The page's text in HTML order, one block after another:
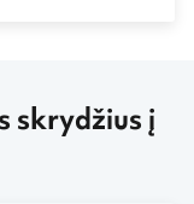
(KTT)
perkelta
skrydžius į